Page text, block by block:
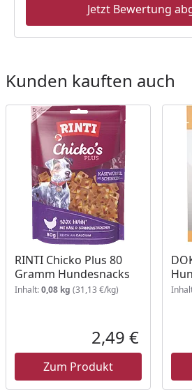
Jetzt Bewertung
Kunden kauften auch
RINTI Chicko Plus 80
Gramm Hundesnacks
Inhalt:0,08 kg (31,13 €/kg)
Aktueller
2,49 €
Zum Produkt